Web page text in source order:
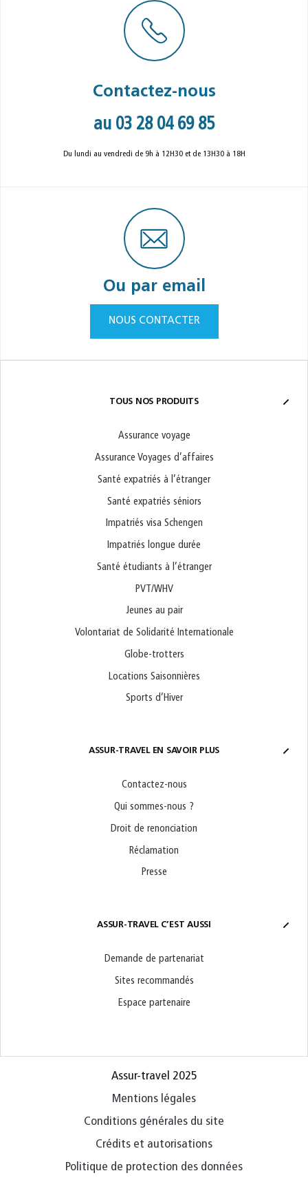
Contactez-nous
au 03 28 04 69 85
Du lundi au vendredi de 9h à 12H30 et de 13H30 à 18H
Ou par email
NOUS CONTACTER
TOUS NOS PRODUITS
Assurance voyage
Assurance Voyages d’affaires
Santé expatriés à l’étranger
Santé expatriés séniors
Impatriés visa Schengen
Impatriés longue durée
Santé étudiants à l’étranger
PVT/WHV
Jeunes au pair
Volontariat de Solidarité Internationale
Globe-trotters
Locations Saisonnières
Sports d’Hiver
ASSUR-TRAVEL EN SAVOIR PLUS
Contactez-nous
Qui sommes-nous ?
Droit de renonciation
Réclamation
Presse
ASSUR-TRAVEL C’EST AUSSI
Demande de partenariat
Sites recommandés
Espace partenaire
Assur-travel 2025
Mentions légales
Conditions générales du site
Crédits et autorisations
Politique de protection des données